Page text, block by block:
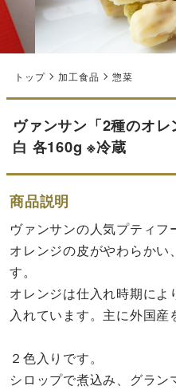
トップ 加工食品 惣菜
ヴァンサン「2種のオ
白 各160g ※冷蔵
商品説明
ヴァンサンの人気プティフ
オレンジの皮がやわらか
す。
オレンジは仕入れ時期に
入れています。主に外国産
２色入りです。
シロップで煮込み、グラ